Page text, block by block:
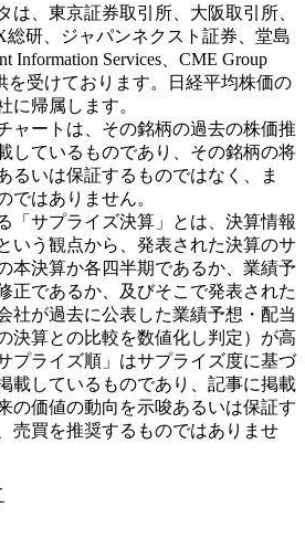
は、東京証券取引所、大阪取引所、
総研、ジャパンネクスト証券、堂島
Information Services、CME Group
を受けております。日経平均株価の
に帰属します。
ャートは、その銘柄の過去の株価推
しているものであり、その銘柄の将
るいは保証するものではなく、ま
ではありません。
「サプライズ決算」とは、決算情報
いう観点から、発表された決算のサ
本決算か各四半期であるか、業績予
正であるか、及びそこで発表された
社が過去に公表した業績予想・配当
決算との比較を数値化し判定）が高
プライズ順」はサプライズ度に基づ
載しているものであり、記事に掲載
の価値の動向を示唆あるいは保証す
売買を推奨するものではありませ